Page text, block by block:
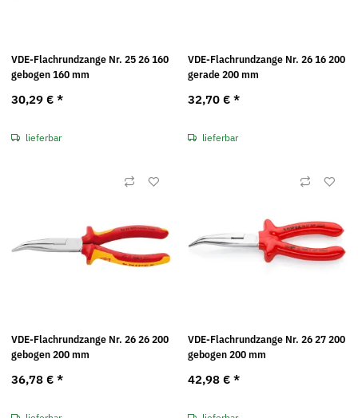
VDE-Flachrundzange Nr. 25 26 160
gebogen 160 mm
30,29 € *
lieferbar
VDE-Flachrundzange Nr. 26 16 200
gerade 200 mm
32,70 € *
lieferbar
VDE-Flachrundzange Nr. 26 26 200
gebogen 200 mm
36,78 € *
VDE-Flachrundzange Nr. 26 27 200
gebogen 200 mm
42,98 € *